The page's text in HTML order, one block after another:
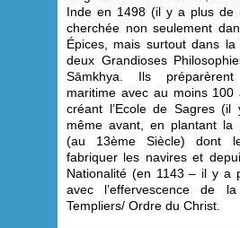
Inde en 1498 (il y a plus de
cherchée non seulement
Épices, mais surtout dans
deux Grandioses
Sāmkhya. Ils
maritime avec au moins 100
créant l’Ecole de Sagres
même avant, en plantant la
(au 13ème Siècle) dont
fabriquer les navires et
Nationalité (en 1143 – il y a
avec l’effervescence de
Templiers/ Ordre du Christ.